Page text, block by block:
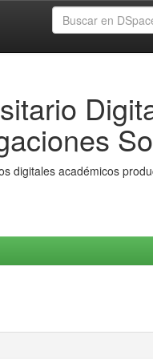
digitales académicos